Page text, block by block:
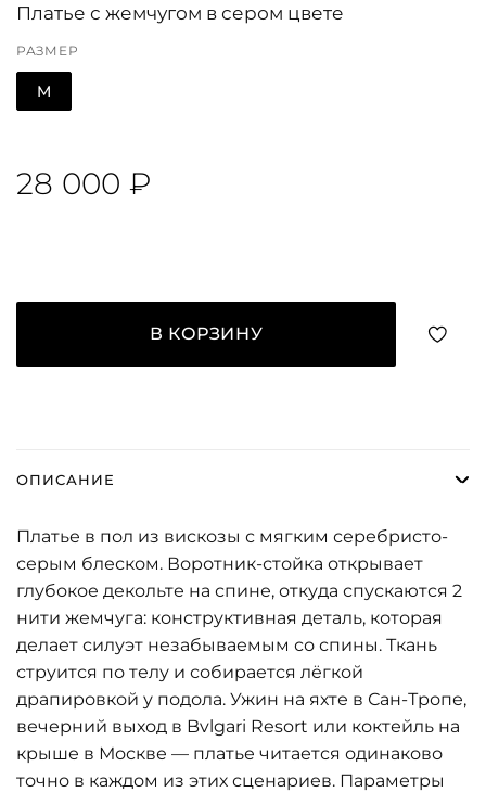
Платье с жемчугом в сером цвете
РАЗМЕР
M
28 000 ₽
В КОРЗИНУ
ОПИСАНИЕ
Платье в пол из вискозы с мягким серебристо-
серым блеском. Воротник-стойка открывает
глубокое декольте на спине, откуда спускаются 2
нити жемчуга: конструктивная деталь, которая
делает силуэт незабываемым со спины. Ткань
струится по телу и собирается лёгкой
драпировкой у подола. Ужин на яхте в Сан-Тропе,
вечерний выход в Bvlgari Resort или коктейль на
крыше в Москве — платье читается одинаково
точно в каждом из этих сценариев. Параметры